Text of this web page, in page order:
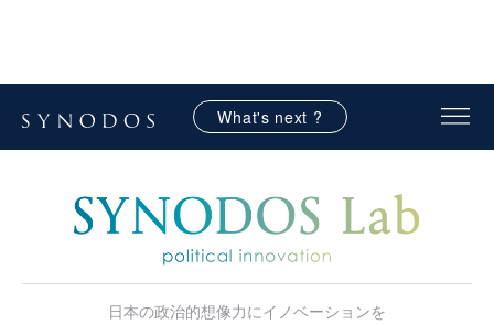
What's next ?
日本の政治的想像力にイノベーションを